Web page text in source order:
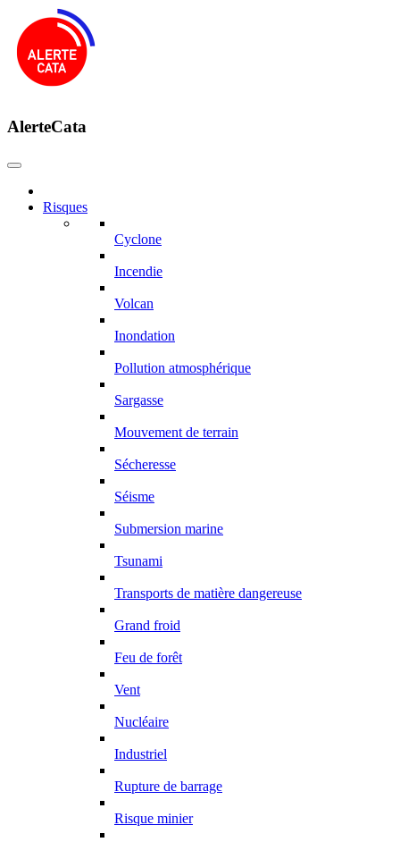
AlerteCata
Risques
Cyclone
Incendie
Volcan
Inondation
Pollution atmosphérique
Sargasse
Mouvement de terrain
Sécheresse
Séisme
Submersion marine
Tsunami
Transports de matière dangereuse
Grand froid
Feu de forêt
Vent
Nucléaire
Industriel
Rupture de barrage
Risque minier